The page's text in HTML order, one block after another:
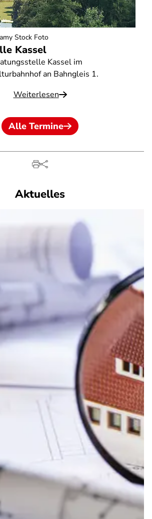
Kassel
Kassel im
an Bahngleis 1.
Weiterlesen
Stock Foto
Alle Termine
Aktuelles